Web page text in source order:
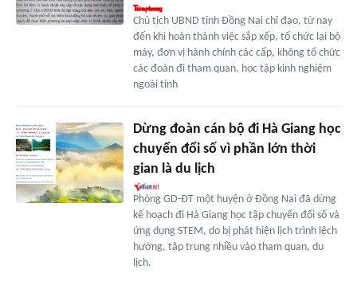
Chủ tịch UBND tỉnh Đồng Nai chỉ đạo, từ nay
đến khi hoàn thành việc sắp xếp, tổ chức lại bộ
máy, đơn vị hành chính các cấp, không tổ chức
các đoàn đi tham quan, học tập kinh nghiệm
ngoài tỉnh
Dừng đoàn cán bộ đi Hà Giang học
chuyển đổi số vì phần lớn thời
gian là du lịch
Phòng GD-ĐT một huyện ở Đồng Nai đã dừng
kế hoạch đi Hà Giang học tập chuyển đổi số và
ứng dụng STEM, do bị phát hiện lịch trình lệch
hướng, tập trung nhiều vào tham quan, du
lịch.